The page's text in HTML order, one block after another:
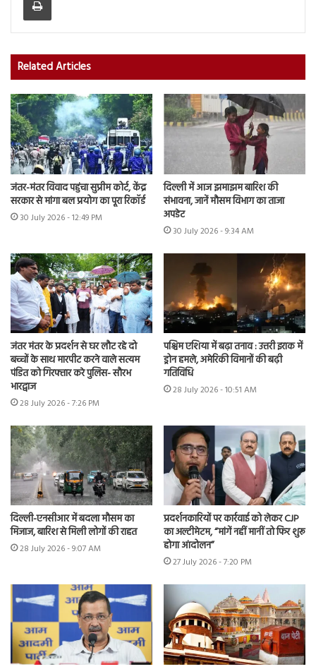
Related Articles
जंतर-मंतर विवाद पहुंचा सुप्रीम कोर्ट, केंद्र
सरकार से मांगा बल प्रयोग का पूरा रिकॉर्ड
30 July 2026 - 12:49 PM
दिल्ली में आज झमाझम बारिश की
संभावना, जानें मौसम विभाग का ताजा
अपडेट
30 July 2026 - 9:34 AM
जंतर मंतर के प्रदर्शन से घर लौट रहे दो
बच्चों के साथ मारपीट करने वाले सत्यम
पंडित को गिरफ्तार करे पुलिस- सौरभ
भारद्वाज
28 July 2026 - 7:26 PM
पश्चिम एशिया में बढ़ा तनाव : उत्तरी इराक में
ड्रोन हमले, अमेरिकी विमानों की बढ़ी
गतिविधि
28 July 2026 - 10:51 AM
दिल्ली-एनसीआर में बदला मौसम का
मिजाज, बारिश से मिली लोगों की राहत
28 July 2026 - 9:07 AM
प्रदर्शनकारियों पर कार्रवाई को लेकर CJP
का अल्टीमेटम, “मांगें नहीं मानीं तो फिर शुरू
होगा आंदोलन”
27 July 2026 - 7:20 PM